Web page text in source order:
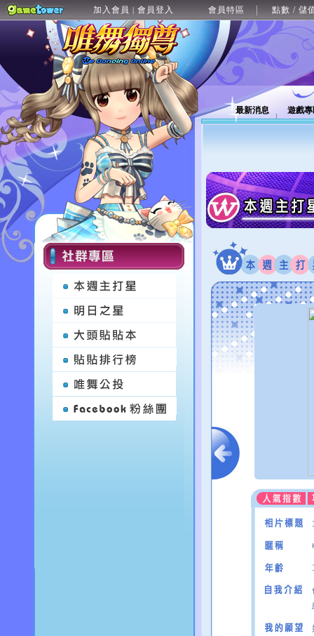
加入會員 | 會員登入 會員特區 點數 / 儲
最新消息 遊戲